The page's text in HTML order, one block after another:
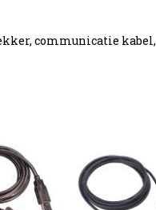
communicatie kabel,